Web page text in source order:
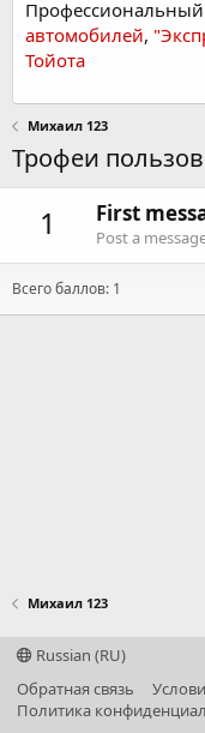
Профессиональный
автомобилей,
Тойота
Михаил 123
Трофеи
1 First
Post a
Всего баллов: 1
Михаил 123
Russian (RU)
Обратная связь
Политика